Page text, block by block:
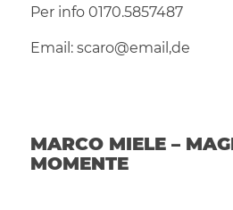
Per info 0170.5857487
Email: scaro@email,de
MARCO MIELE –
MOMENTE